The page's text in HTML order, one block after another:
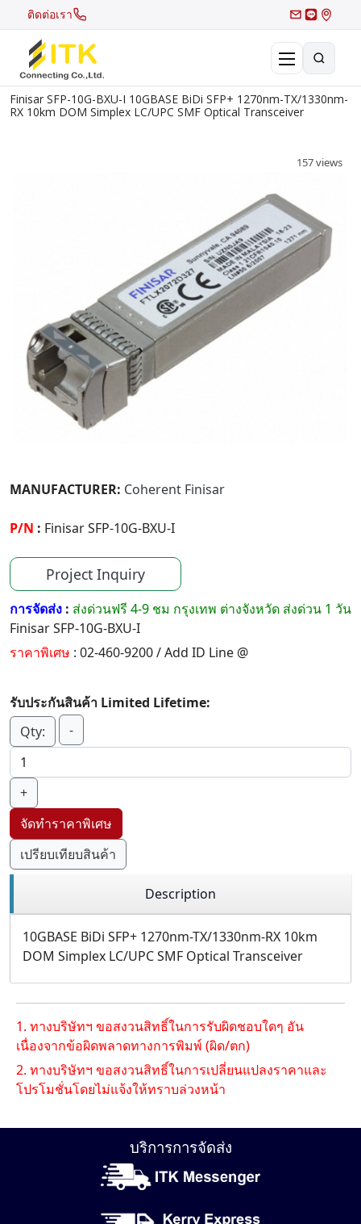
ติดต่อเรา
Search ×
Finisar SFP-10G-BXU-I 10GBASE BiDi SFP+ 1270nm-TX/1330nm-
RX 10km DOM Simplex LC/UPC SMF Optical Transceiver
157 views
MANUFACTURER: Coherent Finisar
P/N : Finisar SFP-10G-BXU-I
Project Inquiry
การจัดส่ง : ส่งด่วนฟรี 4-9 ชม กรุงเทพ ต่างจังหวัด ส่งด่วน 1 วัน
Finisar SFP-10G-BXU-I
ราคาพิเศษ : 02-460-9200 / Add ID Line @
รับประกันสินค้า Limited Lifetime:
Qty:
-
+
จัดทำราคาพิเศษ
เปรียบเทียบสินค้า
Description
10GBASE BiDi SFP+ 1270nm-TX/1330nm-RX 10km
DOM Simplex LC/UPC SMF Optical Transceiver
1. ทางบริษัทฯ ขอสงวนสิทธิ์ในการรับผิดชอบใดๆ อัน
เนื่องจากข้อผิดพลาดทางการพิมพ์ (ผิด/ตก)
2. ทางบริษัทฯ ขอสงวนสิทธิ์ในการเปลี่ยนแปลงราคาและ
โปรโมชั่นโดยไม่แจ้งให้ทราบล่วงหน้า
บริการการจัดส่ง